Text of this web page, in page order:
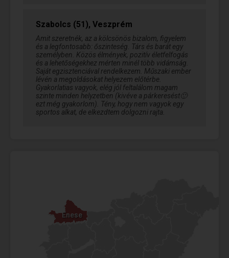
Szabolcs (51), Veszprém
Amit szeretnék, az a kölcsönös bizalom, figyelem
és a legfontosabb: őszinteség. Társ és barát egy
személyben. Közös élmények, pozitív életfelfogás
és a lehetőségekhez mérten minél több vidámság.
Saját egzisztenciával rendelkezem. Műszaki ember
lévén a megoldásokat helyezem előtérbe.
Gyakorlatias vagyok, elég jól feltalálom magam
szinte minden helyzetben (kivéve a párkeresést🙂
ezt még gyakorlom). Tény, hogy nem vagyok egy
sportos alkat, de elkezdtem dolgozni rajta.
Enese
Enese